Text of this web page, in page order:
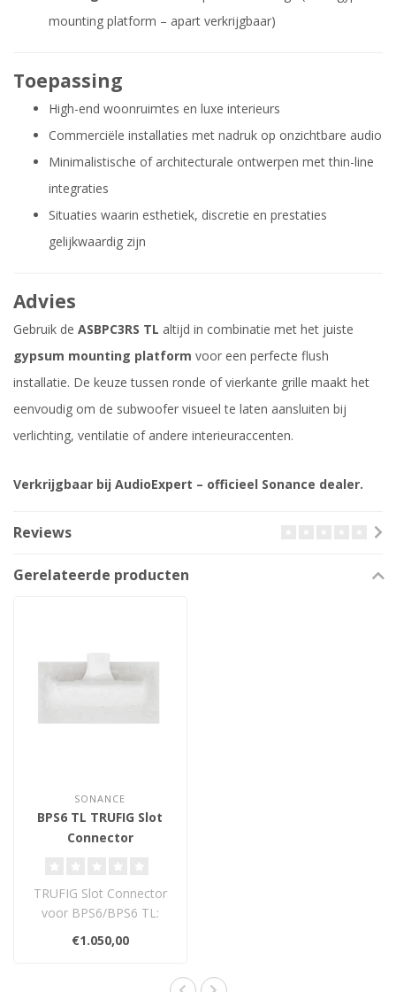
mounting platform – apart verkrijgbaar)
Toepassing
High-end woonruimtes en luxe interieurs
Commerciële installaties met nadruk op onzichtbare audio
Minimalistische of architecturale ontwerpen met thin-line
integraties
Situaties waarin esthetiek, discretie en prestaties
gelijkwaardig zijn
Advies
Gebruik de ASBPC3RS TL altijd in combinatie met het juiste
gypsum mounting platform voor een perfecte flush
installatie. De keuze tussen ronde of vierkante grille maakt het
eenvoudig om de subwoofer visueel te laten aansluiten bij
verlichting, ventilatie of andere interieuraccenten.
Verkrijgbaar bij AudioExpert – officieel Sonance dealer.
Reviews
Gerelateerde producten
SONANCE
BPS6 TL TRUFIG Slot
Connector
TRUFIG Slot Connector
voor BPS6/BPS6 TL:
flush, seamless en
overschilderbaar. Vo..
€1.050,00